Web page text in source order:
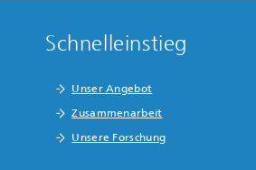
Schnelleinstieg
Unser Angebot
Zusammenarbeit
Unsere Forschung